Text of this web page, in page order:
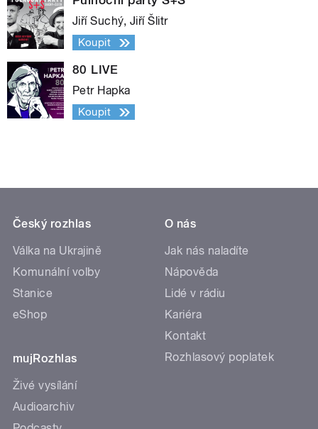
Jiří Suchý, Jiří Šlitr
Koupit
80 LIVE
Petr Hapka
Koupit
Český rozhlas
Válka na Ukrajině
Komunální volby
Stanice
eShop
mujRozhlas
Živé vysílání
Audioarchiv
O nás
Jak nás naladíte
Nápověda
Lidé v rádiu
Kariéra
Kontakt
Rozhlasový poplatek